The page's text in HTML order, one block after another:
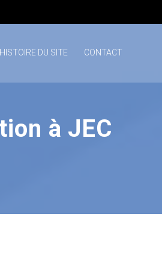
HISTOIRE DU SITE CONTACT
à JEC